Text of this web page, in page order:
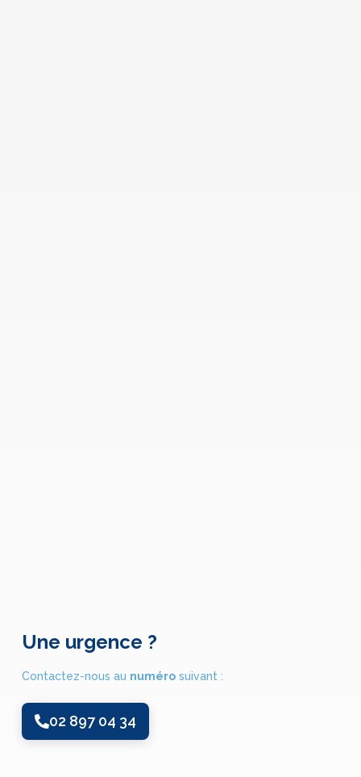
Une urgence ?
Contactez-nous au numérosuivant :
02 897 04 34